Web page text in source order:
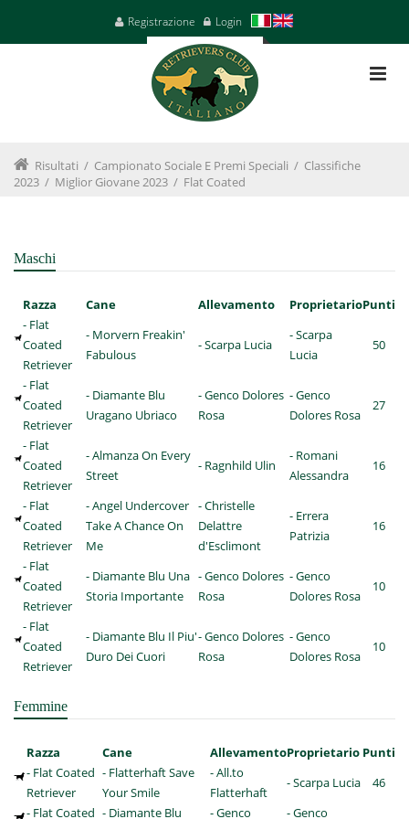
Registrazione Login
Risultati / Campionato Sociale E Premi Speciali / Classifiche
2023 / Miglior Giovane 2023 / Flat Coated
Maschi
Razza Cane Allevamento ProprietarioPunti
- Flat
Coated
Retriever
- Morvern Freakin'
Fabulous
- Scarpa Lucia
- Scarpa
Lucia
50
- Flat
Coated
Retriever
- Diamante Blu
Uragano Ubriaco
- Genco Dolores
Rosa
- Genco
Dolores Rosa
27
- Flat
Coated
Retriever
- Almanza On Every
Street
- Ragnhild Ulin
- Romani
Alessandra
16
- Flat
Coated
Retriever
- Angel Undercover
Take A Chance On
Me
- Christelle
Delattre
d'Esclimont
- Errera
Patrizia
16
- Flat
Coated
Retriever
- Diamante Blu Una
Storia Importante
- Genco Dolores
Rosa
- Genco
Dolores Rosa
10
- Flat
Coated
Retriever
- Diamante Blu Il Piu'
Duro Dei Cuori
- Genco Dolores
Rosa
- Genco
Dolores Rosa
10
Femmine
Razza Cane AllevamentoProprietario Punti
- Flat Coated
Retriever
- Flatterhaft Save
Your Smile
- All.to
Flatterhaft
- Scarpa Lucia
46
- Flat Coated - Diamante Blu - Genco - Genco